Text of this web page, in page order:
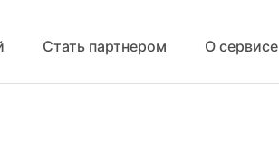
Стать партнером О сервисе